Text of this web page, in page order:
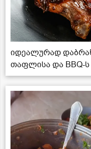
იდეალურად
თაფლისა და BBQ-ს